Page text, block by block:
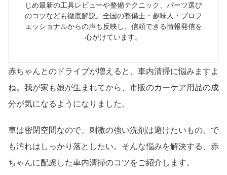
じめ最新の工具レビューや整備テクニック、パーツ選び
のコツなども徹底解説。全国の整備士・趣味人・プロフ
ェッショナルからの声も反映し、信頼できる情報発信を
心がけています。
赤ちゃんとのドライブが増えると、車内清掃に悩みますよ
ね。我が家も娘が生まれてから、市販のカーケア用品の成
分が気になるようになりました。
車は密閉空間なので、刺激の強い洗剤は避けたいもの。で
も汚れはしっかり落としたい。そんな悩みを解決する、赤
ちゃんに配慮した車内清掃のコツをご紹介します。